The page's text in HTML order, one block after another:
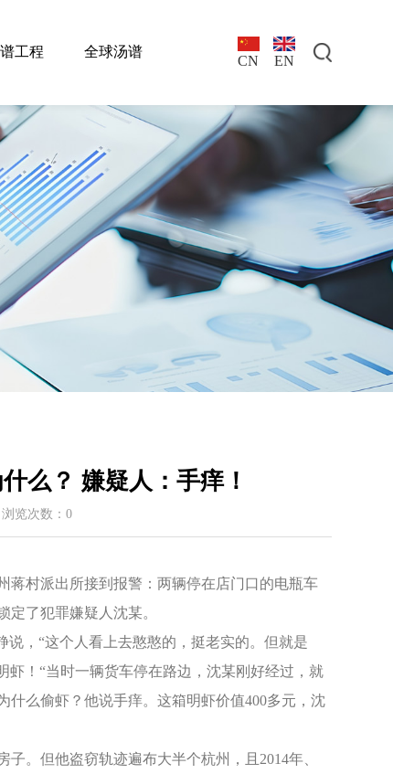
工程 全球汤谱
CN EN
么？ 嫌疑人：手痒！
览次数： 0
村派出所接到报警：两辆停在店门口的电瓶车
了犯罪嫌疑人沈某。
，“这个人看上去憨憨的，挺老实的。但就是
！“当时一辆货车停在路边，沈某刚好经过，就
么偷虾？他说手痒。这箱明虾价值400多元，沈
。但他盗窃轨迹遍布大半个杭州，且2014年、